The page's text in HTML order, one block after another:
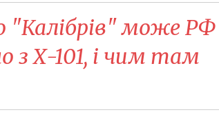
"Калібрів" може РФ
з Х-101, і чим там